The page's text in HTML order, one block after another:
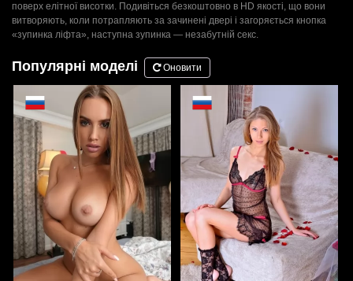
поверх елітної висотки. Подивіться безкоштовно в HD якості, що вони
витворяють, коли потрапляють за зачинені двері і загоряється кнопка
«зупинка ліфта», наступна зупинка — незабутній секс.
Популярні моделі Оновити